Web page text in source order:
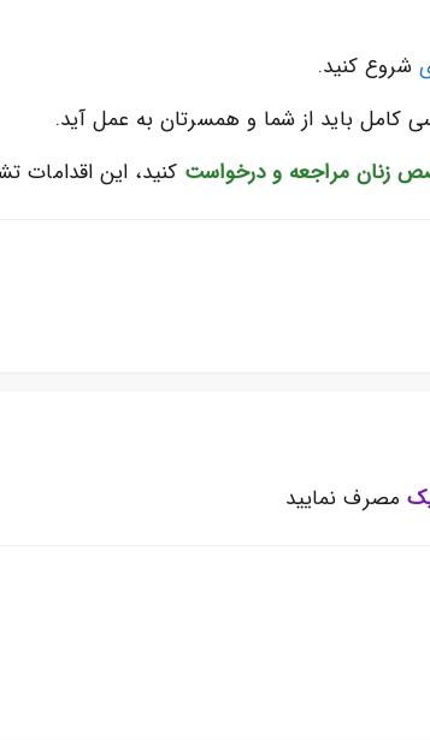
شروع کنید.
کامل باید از شما و همسرتان به عمل آید.
زنان مراجعه و درخواست کنید، این اقدامات
مصرف نمایید